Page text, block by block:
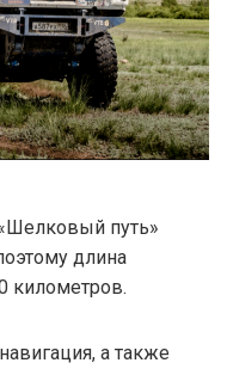
путь»
длина
километров.
а также